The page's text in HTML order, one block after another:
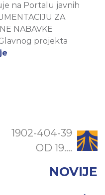
na Portalu javnih
ZA
NABAVKE
projekta
1902-404-39
OD 19....
NOVIJE